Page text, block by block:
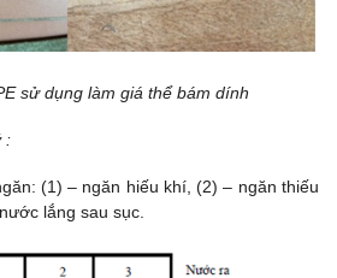
sử dụng làm giá thể bám dính
:
(1) – ngăn hiếu khí, (2) – ngăn thiếu
lắng sau sục.